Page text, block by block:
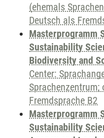
(ehemals
Deutsch als
Masterprogramm
Sustainability
Biodiversity and
Center:
Sprachenzentrum;
Fremdsprache B2
Masterprogramm
Sustainability